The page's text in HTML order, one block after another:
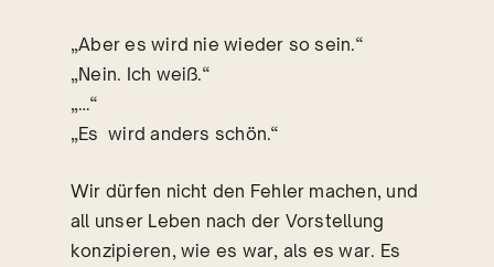
„Aber es wird nie wieder so sein.“
„Nein. Ich weiß.“
„…“
„Es wird anders schön.“
Wir dürfen nicht den Fehler machen, und
all unser Leben nach der Vorstellung
konzipieren, wie es war, als es war. Es